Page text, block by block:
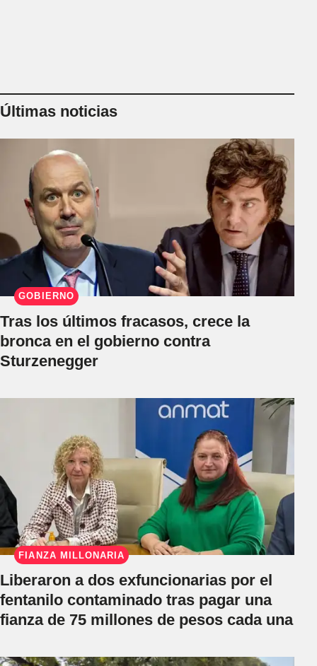
Últimas noticias
GOBIERNO
Tras los últimos fracasos, crece la
bronca en el gobierno contra
Sturzenegger
FIANZA MILLONARIA
Liberaron a dos exfuncionarias por el
fentanilo contaminado tras pagar una
fianza de 75 millones de pesos cada una